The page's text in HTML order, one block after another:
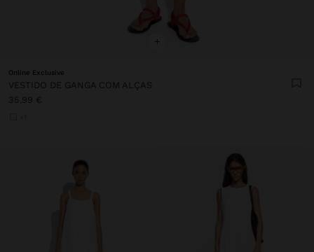
+
Online Exclusive
VESTIDO DE GANGA COM ALÇAS
35,99 €